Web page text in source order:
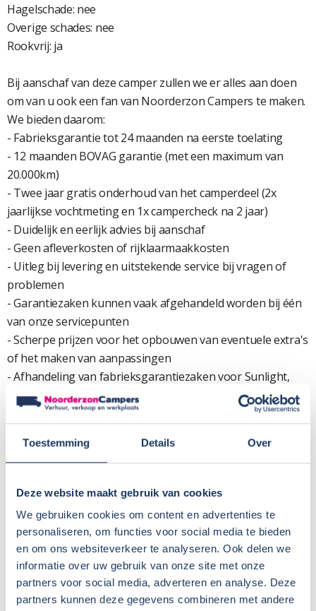
Toestemming Details Over
Deze website maakt gebruik van cookies
We gebruiken cookies om content en advertenties te
personaliseren, om functies voor social media te bieden
en om ons websiteverkeer te analyseren. Ook delen we
informatie over uw gebruik van onze site met onze
partners voor social media, adverteren en analyse. Deze
partners kunnen deze gegevens combineren met andere
Hagelschade: nee
Overige schades: nee
Rookvrij: ja
Bij aanschaf van deze camper zullen we er alles aan doen
om van u ook een fan van Noorderzon Campers te maken.
We bieden daarom:
- Fabrieksgarantie tot 24 maanden na eerste toelating
- 12 maanden BOVAG garantie (met een maximum van
20.000km)
- Twee jaar gratis onderhoud van het camperdeel (2x
jaarlijkse vochtmeting en 1x campercheck na 2 jaar)
- Duidelijk en eerlijk advies bij aanschaf
- Geen afleverkosten of rijklaarmaakkosten
- Uitleg bij levering en uitstekende service bij vragen of
problemen
- Garantiezaken kunnen vaak afgehandeld worden bij één
van onze servicepunten
- Scherpe prijzen voor het opbouwen van eventuele extra's
of het maken van aanpassingen
- Afhandeling van fabrieksgarantiezaken voor Sunlight,
Crosscamp en Dethleffs (ook indien elders gekocht)
Het gewicht van deze camper inclusief de aanwezige opties
is: 2894 kg.
Het gewicht is exclusief bestuurder en met ongeveer een
Deze weging is gedaan met een gekalibreerd
weegsysteem.
We hebben deze weging gedaan, omdat de gewichten die
geregistreerd zijn bij de RDW niet altijd betrouwbaar zijn